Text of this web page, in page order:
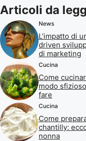
Articoli da
News
L’impatto di
driven
di marketing
Cucina
Come
modo
fare
Cucina
Come
chantilly:
nonna